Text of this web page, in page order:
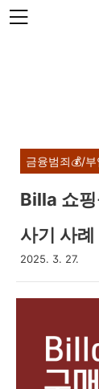
본문 바로가기
금융범죄💰/
Billa 쇼
사기 사례
2025. 3. 27.